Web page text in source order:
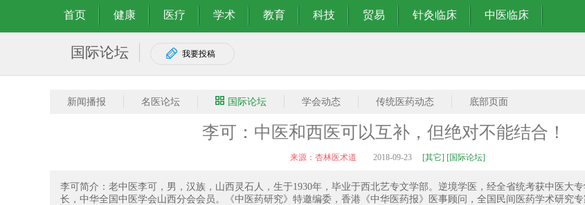
首页 健康 医疗 学术 教育 科技 贸易 针灸临床 中医临床
国际论坛 我要投稿
新闻播报 名医论坛 国际论坛 学会动态 传统医药动态 底部页面
李可：中医和西医可以互补，但绝对不能结合！
来源：杏林医术道 2018-09-23 [其它] [国际论坛]
李可简介：老中医李可，男，汉族，山西灵石人，生于1930年，毕业于西北艺专文学部。逆境学医，经全省统考获中医大
长，中华全国中医学会山西分会会员。《中医药研究》特邀编委，香港《中华医药报》医事顾问，全国民间医药学术研究